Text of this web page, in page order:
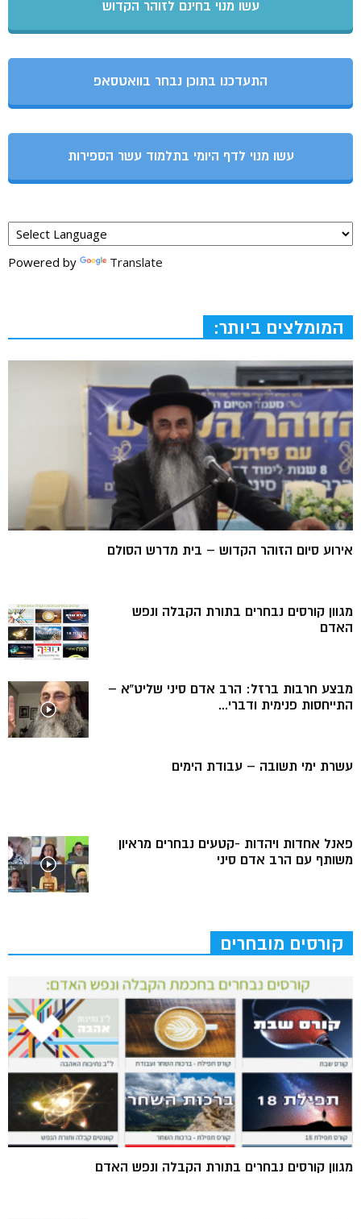
עשו מנוי בחינם לזוהר הקדוש
התעדכנו בתוכן נבחר בוואטסאפ
עשו מנוי לדף היומי בתלמוד עשר הספירות
Powered by Translate
המומלצים ביותר:
אירוע סיום הזוהר הקדוש – בית מדרש הסולם
מגוון קורסים נבחרים בתורת הקבלה ונפש
האדם
מבצע חרבות ברזל: הרב אדם סיני שליט”א –
התייחסות פנימית ודברי...
עשרת ימי תשובה – עבודת הימים
פאנל אחדות ויהדות -קטעים נבחרים מראיון
משותף עם הרב אדם סיני
קורסים מובחרים
מגוון קורסים נבחרים בתורת הקבלה ונפש האדם